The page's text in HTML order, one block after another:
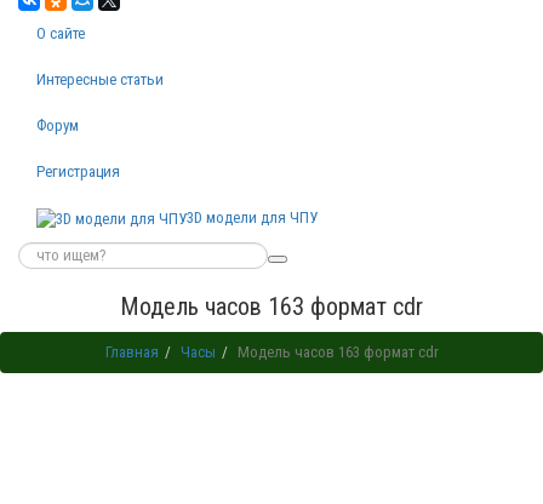
О сайте
Интересные статьи
Форум
Регистрация
3D модели для ЧПУ
Модель часов 163 формат cdr
Главная Часы Модель часов 163 формат cdr